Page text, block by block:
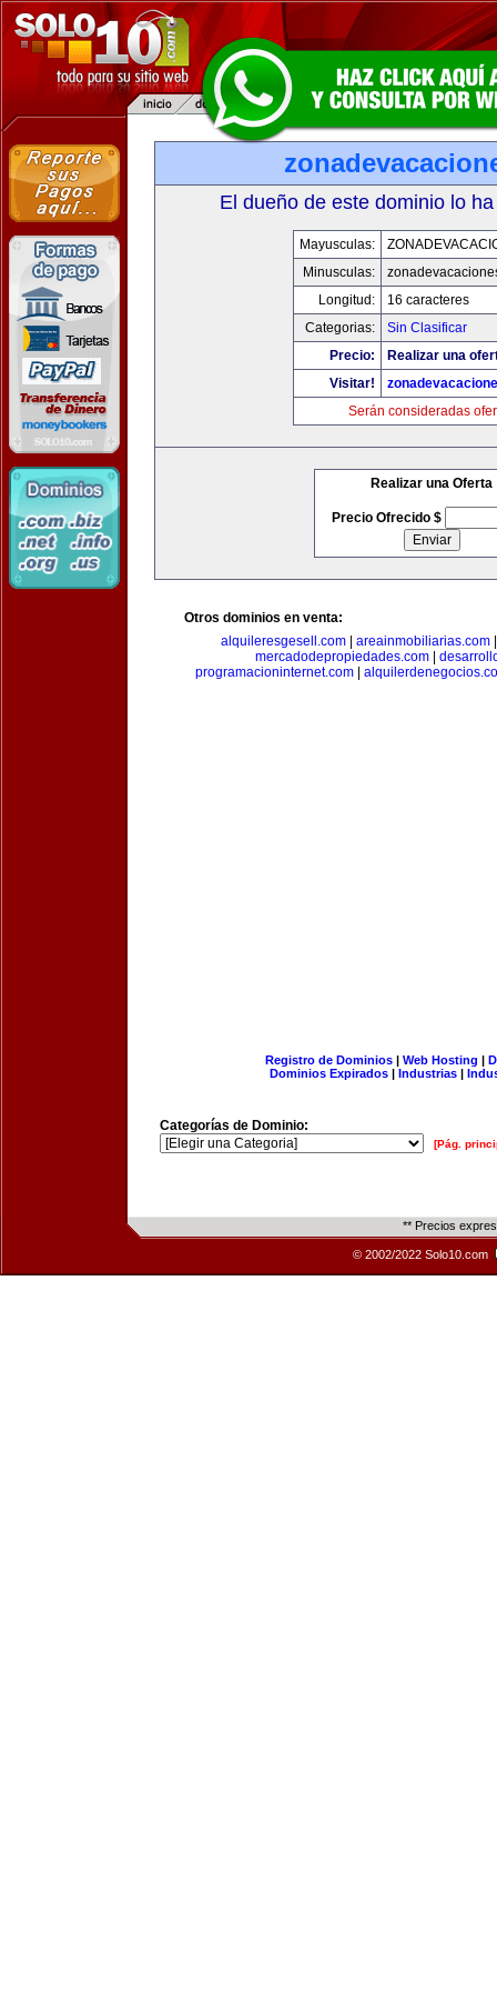
El dueño de este dominio lo
Mayusculas:
Minusculas:
Longitud:
16 caracteres
Categorias:
Sin Clasificar
Precio:
Realizar una
Visitar!
Serán consideradas
Realizar una Oferta
Precio Ofrecido $
Otros dominios en venta:
alquileresgesell.com
areainmobiliarias.com
mercadodepropiedades.com
programacioninternet.com|
Registro de Dominios| Web Hosting |
Dominios Expirados | Industrias |
Categorías de Dominio:
[Pág.
** Precios
© 2002/2022 Solo10.com